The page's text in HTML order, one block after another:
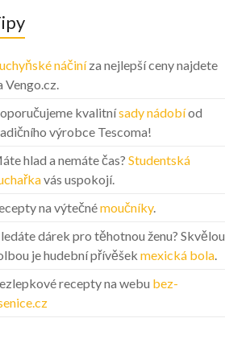
náčiníza nejlepší ceny najdete
Vengo.cz.
kvalitnísady nádobíod
výrobce Tescoma!
hlad a nemáte čas? Studentská
vás uspokojí.
na výtečnémoučníky.
dárek pro těhotnou ženu? Skvělou
je hudební přívěšek mexická bola.
recepty na webu bez-